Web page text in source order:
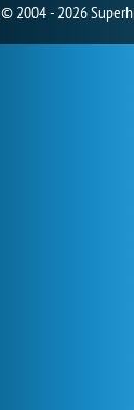
© 2004 - 2026